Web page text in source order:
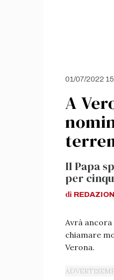
01/07/2022
A
Il Papa
per
di
Avrà
chiamare
Verona.